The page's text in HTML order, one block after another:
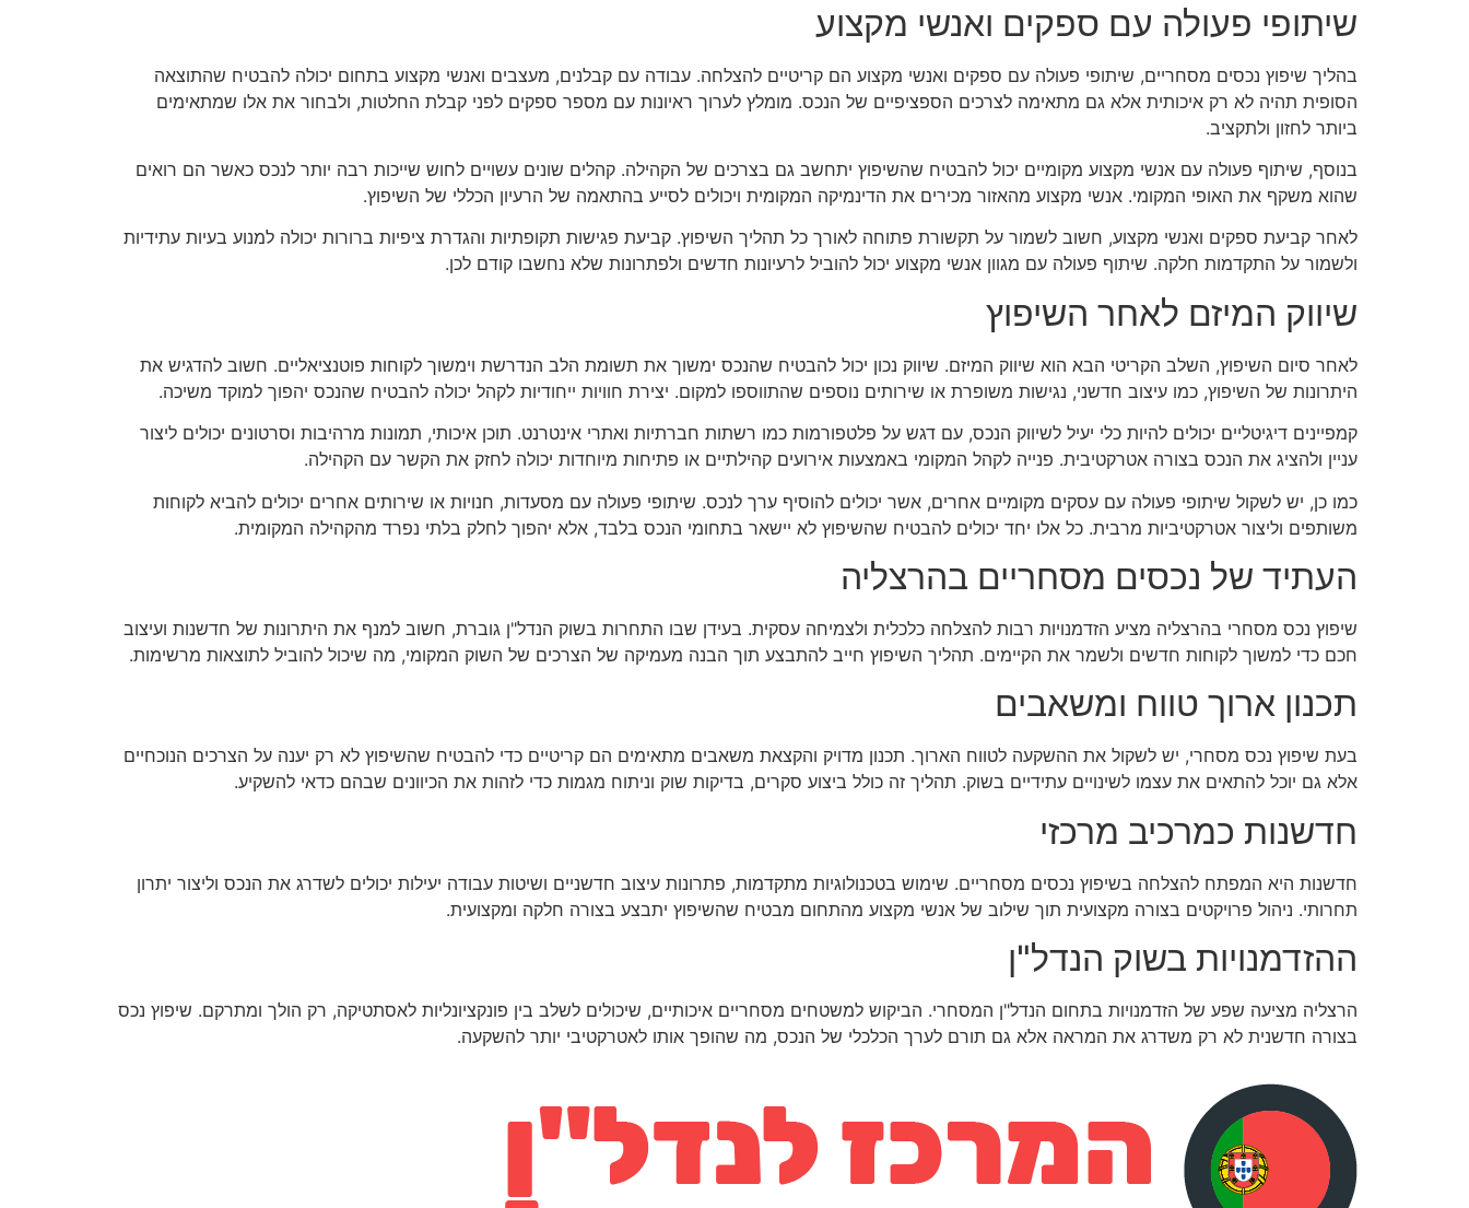
שיתופי פעולה עם ספקים ואנשי מקצוע
בהליך שיפוץ נכסים מסחריים, שיתופי פעולה עם ספקים ואנשי מקצוע הם קריטיים להצלחה. עבודה עם קבלנים, מעצבים ואנשי מקצוע בתחום יכולה להבטיח שהתוצאה
הסופית תהיה לא רק איכותית אלא גם מתאימה לצרכים הספציפיים של הנכס. מומלץ לערוך ראיונות עם מספר ספקים לפני קבלת החלטות, ולבחור את אלו שמתאימים
ביותר לחזון ולתקציב.
בנוסף, שיתוף פעולה עם אנשי מקצוע מקומיים יכול להבטיח שהשיפוץ יתחשב גם בצרכים של הקהילה. קהלים שונים עשויים לחוש שייכות רבה יותר לנכס כאשר הם רואים
שהוא משקף את האופי המקומי. אנשי מקצוע מהאזור מכירים את הדינמיקה המקומית ויכולים לסייע בהתאמה של הרעיון הכללי של השיפוץ.
לאחר קביעת ספקים ואנשי מקצוע, חשוב לשמור על תקשורת פתוחה לאורך כל תהליך השיפוץ. קביעת פגישות תקופתיות והגדרת ציפיות ברורות יכולה למנוע בעיות עתידיות
ולשמור על התקדמות חלקה. שיתוף פעולה עם מגוון אנשי מקצוע יכול להוביל לרעיונות חדשים ולפתרונות שלא נחשבו קודם לכן.
שיווק המיזם לאחר השיפוץ
לאחר סיום השיפוץ, השלב הקריטי הבא הוא שיווק המיזם. שיווק נכון יכול להבטיח שהנכס ימשוך את תשומת הלב הנדרשת וימשוך לקוחות פוטנציאליים. חשוב להדגיש את
היתרונות של השיפוץ, כמו עיצוב חדשני, נגישות משופרת או שירותים נוספים שהתווספו למקום. יצירת חוויות ייחודיות לקהל יכולה להבטיח שהנכס יהפוך למוקד משיכה.
קמפיינים דיגיטליים יכולים להיות כלי יעיל לשיווק הנכס, עם דגש על פלטפורמות כמו רשתות חברתיות ואתרי אינטרנט. תוכן איכותי, תמונות מרהיבות וסרטונים יכולים ליצור
עניין ולהציג את הנכס בצורה אטרקטיבית. פנייה לקהל המקומי באמצעות אירועים קהילתיים או פתיחות מיוחדות יכולה לחזק את הקשר עם הקהילה.
כמו כן, יש לשקול שיתופי פעולה עם עסקים מקומיים אחרים, אשר יכולים להוסיף ערך לנכס. שיתופי פעולה עם מסעדות, חנויות או שירותים אחרים יכולים להביא לקוחות
משותפים וליצור אטרקטיביות מרבית. כל אלו יחד יכולים להבטיח שהשיפוץ לא יישאר בתחומי הנכס בלבד, אלא יהפוך לחלק בלתי נפרד מהקהילה המקומית.
העתיד של נכסים מסחריים בהרצליה
שיפוץ נכס מסחרי בהרצליה מציע הזדמנויות רבות להצלחה כלכלית ולצמיחה עסקית. בעידן שבו התחרות בשוק הנדל"ן גוברת, חשוב למנף את היתרונות של חדשנות ועיצוב
חכם כדי למשוך לקוחות חדשים ולשמר את הקיימים. תהליך השיפוץ חייב להתבצע תוך הבנה מעמיקה של הצרכים של השוק המקומי, מה שיכול להוביל לתוצאות מרשימות.
תכנון ארוך טווח ומשאבים
בעת שיפוץ נכס מסחרי, יש לשקול את ההשקעה לטווח הארוך. תכנון מדויק והקצאת משאבים מתאימים הם קריטיים כדי להבטיח שהשיפוץ לא רק יענה על הצרכים הנוכחיים
אלא גם יוכל להתאים את עצמו לשינויים עתידיים בשוק. תהליך זה כולל ביצוע סקרים, בדיקות שוק וניתוח מגמות כדי לזהות את הכיוונים שבהם כדאי להשקיע.
חדשנות כמרכיב מרכזי
חדשנות היא המפתח להצלחה בשיפוץ נכסים מסחריים. שימוש בטכנולוגיות מתקדמות, פתרונות עיצוב חדשניים ושיטות עבודה יעילות יכולים לשדרג את הנכס וליצור יתרון
תחרותי. ניהול פרויקטים בצורה מקצועית תוך שילוב של אנשי מקצוע מהתחום מבטיח שהשיפוץ יתבצע בצורה חלקה ומקצועית.
ההזדמנויות בשוק הנדל"ן
הרצליה מציעה שפע של הזדמנויות בתחום הנדל"ן המסחרי. הביקוש למשטחים מסחריים איכותיים, שיכולים לשלב בין פונקציונליות לאסתטיקה, רק הולך ומתרקם. שיפוץ נכס
בצורה חדשנית לא רק משדרג את המראה אלא גם תורם לערך הכלכלי של הנכס, מה שהופך אותו לאטרקטיבי יותר להשקעה.